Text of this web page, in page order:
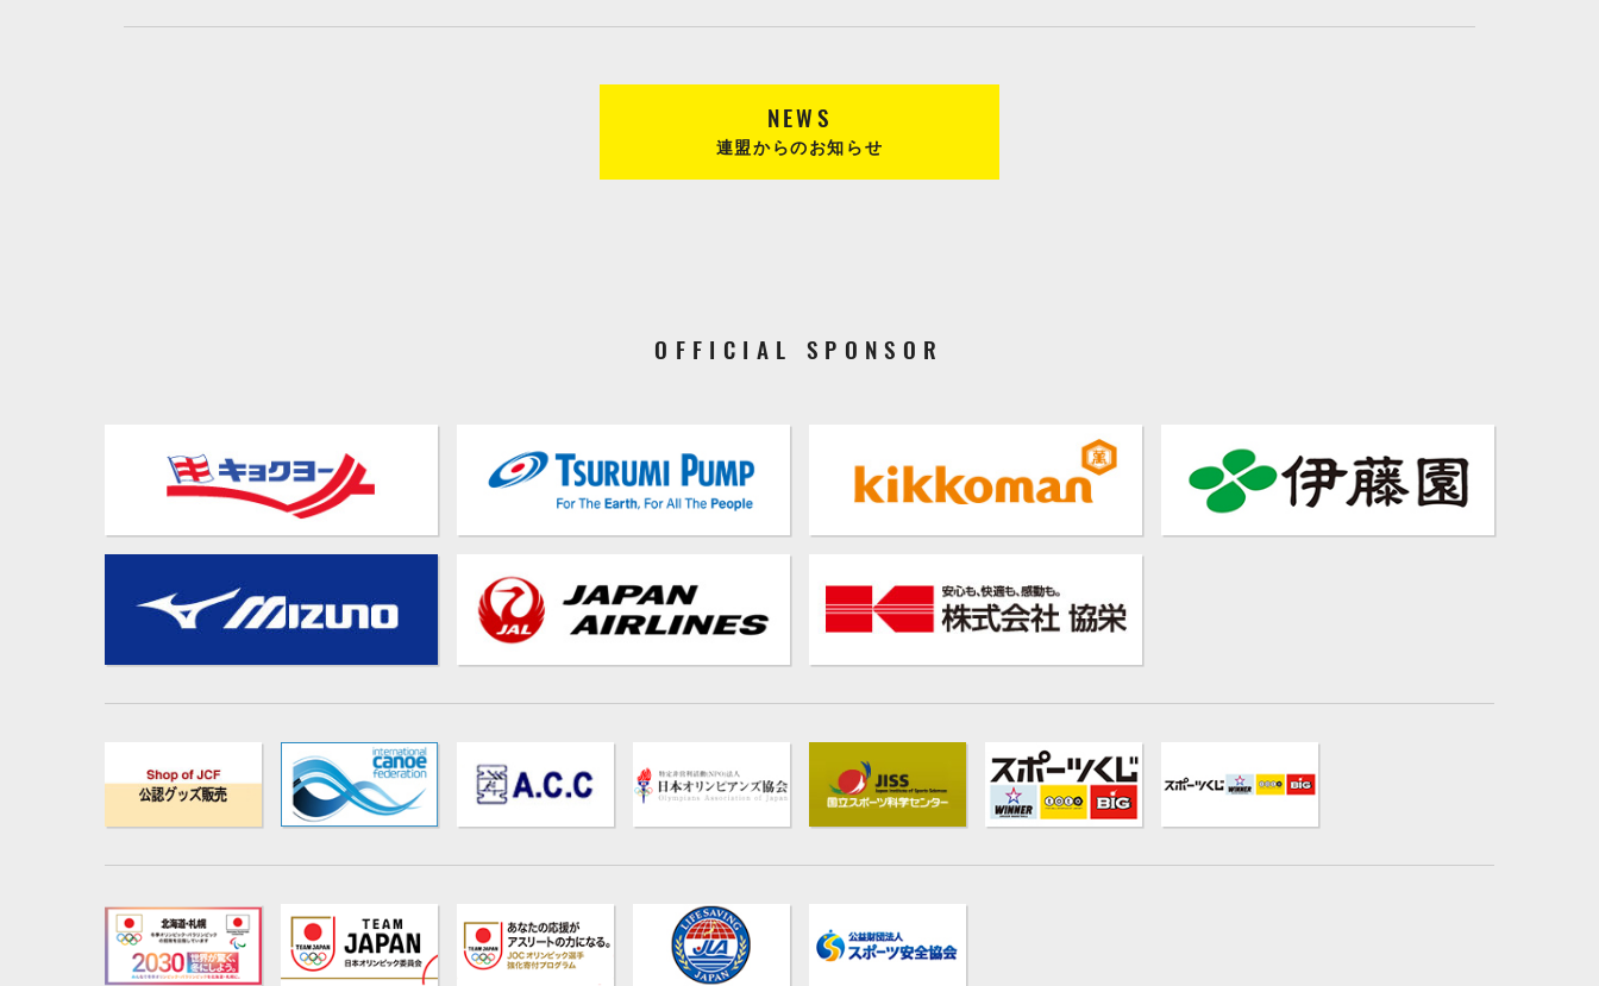
NEWS
連盟からのお知らせ
OFFICIAL SPONSOR